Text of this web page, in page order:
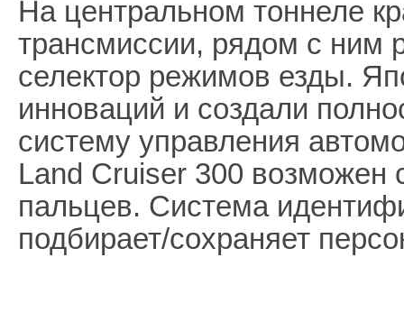
На центральном тоннеле
трансмиссии, рядом с ним
селектор режимов езды.
инноваций и создали
систему управления
Land Cruiser 300 возможен
пальцев. Система
подбирает/сохраняет